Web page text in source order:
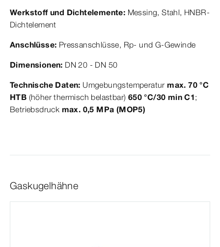
Werkstoff und Dichtelemente: Messing, Stahl, HNBR-
Dichtelement
Anschlüsse: Pressanschlüsse, Rp- und G-Gewinde
Dimensionen: DN 20 - DN 50
Technische Daten: Umgebungstemperatur max. 70 °C
HTB (höher thermisch belastbar) 650 °C/30 min C1;
Betriebsdruck max. 0,5 MPa (MOP5)
Gaskugelhähne